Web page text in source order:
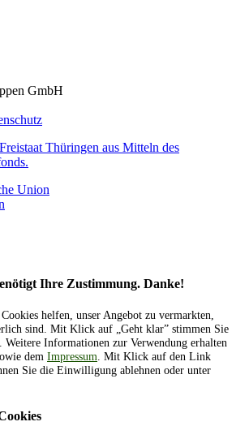
GmbH
Thüringen aus Mitteln des
Ihre Zustimmung. Danke!
helfen, unser Angebot zu vermarkten,
sind. Mit Klick auf „Geht klar” stimmen Sie
Weitere Informationen zur Verwendung erhalten
dem Impressum. Mit Klick auf den Link
Sie die Einwilligung ablehnen oder unter